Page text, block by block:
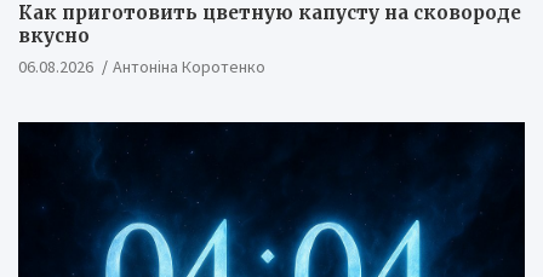
Как приготовить цветную капусту на сковороде
вкусно
06.08.2026 Антоніна Коротенко